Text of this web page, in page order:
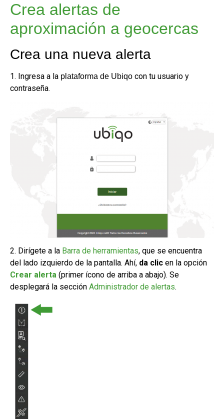
Crea alertas de
aproximación a geocercas
Crea una nueva alerta
1. Ingresa a la plataforma de Ubiqo con tu usuario y
contraseña.
2. Dirígete a la Barra de herramientas, que se encuentra
del lado izquierdo de la pantalla. Ahí, da clic en la opción
Crear alerta (primer ícono de arriba a abajo). Se
desplegará la sección Administrador de alertas.